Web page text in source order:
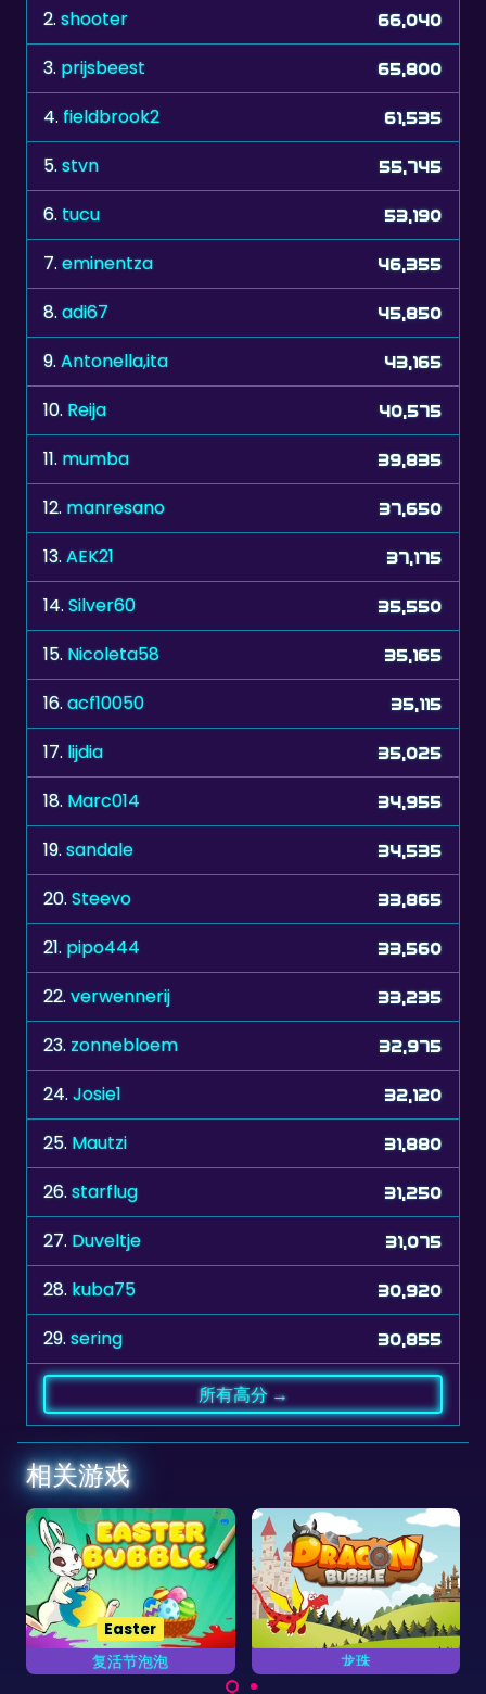
3. prijsbeest 65,800
4.fieldbrook2 61,535
5. stvn 55,745
6. tucu 53,190
7. eminentza 46,355
8. adi67 45,850
9. Antonella,ita 43,165
10.Reija 40,575
11. mumba 39,835
12.manresano 37,650
13. AEK21 37,175
14.Silver60 35,550
15. Nicoleta58 35,165
16. acf10050 35,115
17. lijdia 35,025
18. Marc014 34,955
19. sandale 34,535
20.Steevo 33,865
21. pipo444 33,560
22.verwennerij 33,235
23. zonnebloem 32,975
24.Josie1 32,120
25. Mautzi 31,880
26. starflug 31,250
27. Duveltje 31,075
28. kuba75 30,920
29. sering 30,855
相关游戏
节泡泡
蛋。
14关泡泡龙射击游戏。
冬季泡
冻僵了